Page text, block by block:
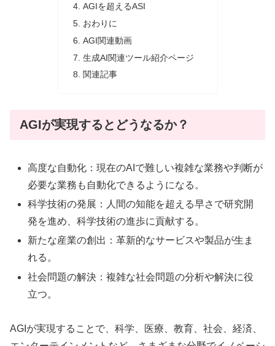
AGIを超えるASI
おわりに
AGI関連動画
生成AI関連ツール紹介ページ
関連記事
AGIが実現するとどうなるか？
高度な自動化：現在のAIで難しい複雑な業務や判断が
必要な業務も自動化できるようになる。
科学技術の発展：人間の知能を超える早さで研究開
発を進め、科学技術の進歩に貢献する。
新たな産業の創出：革新的なサービスや製品が生ま
れる。
社会問題の解決：複雑な社会問題の分析や解決に役
立つ。
AGIが実現することで、科学、医療、教育、社会、経済、